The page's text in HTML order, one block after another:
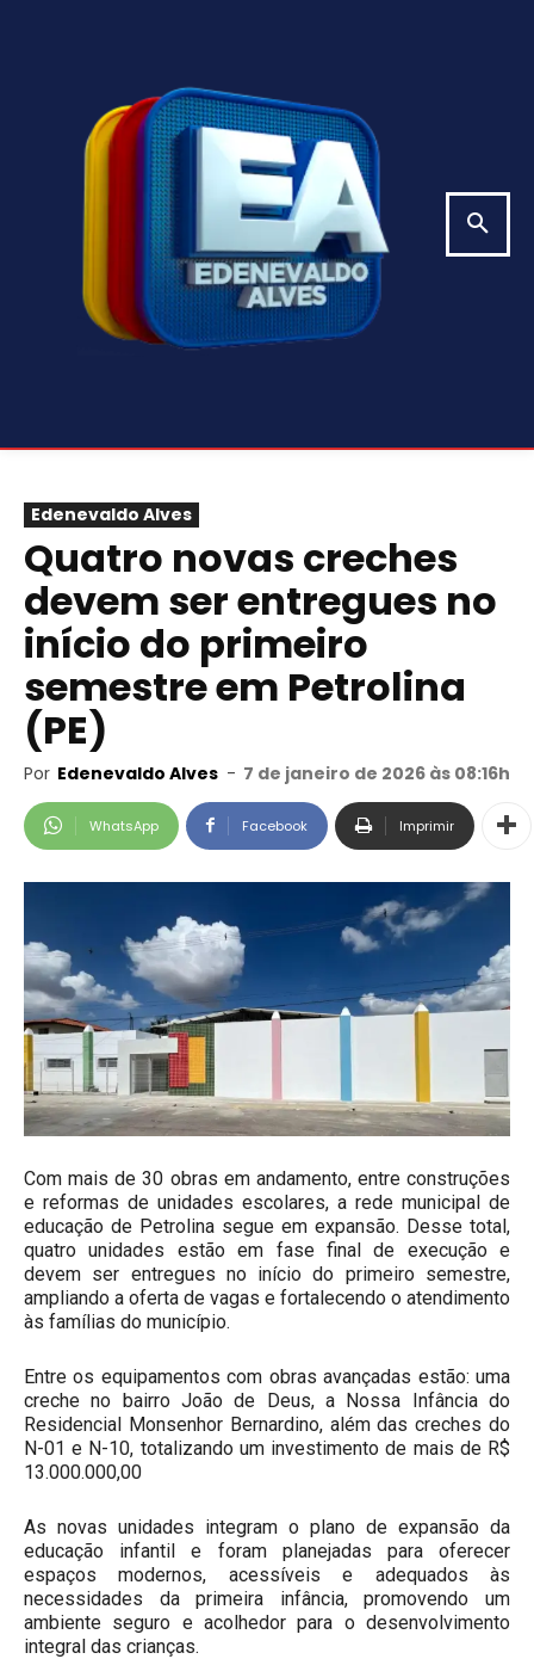
Edenevaldo Alves
Quatro novas creches
devem ser entregues no
início do primeiro
semestre em Petrolina
(PE)
Por Edenevaldo Alves - 7 de janeiro de 2026 às 08:16h
WhatsApp Facebook Imprimir
Com mais de 30 obras em andamento, entre construções
e reformas de unidades escolares, a rede municipal de
educação de Petrolina segue em expansão. Desse total,
quatro unidades estão em fase final de execução e
devem ser entregues no início do primeiro semestre,
ampliando a oferta de vagas e fortalecendo o atendimento
às famílias do município.
Entre os equipamentos com obras avançadas estão: uma
creche no bairro João de Deus, a Nossa Infância do
Residencial Monsenhor Bernardino, além das creches do
N-01 e N-10, totalizando um investimento de mais de R$
13.000.000,00
As novas unidades integram o plano de expansão da
educação infantil e foram planejadas para oferecer
espaços modernos, acessíveis e adequados às
necessidades da primeira infância, promovendo um
ambiente seguro e acolhedor para o desenvolvimento
integral das crianças.